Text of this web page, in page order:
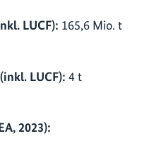
LUCF): 165,6 Mio. t
LUCF): 4 t
2023):